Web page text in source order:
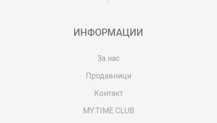
ИНФОРМАЦИИ
За нас
Продавници
Контакт
MY:TIME CLUB